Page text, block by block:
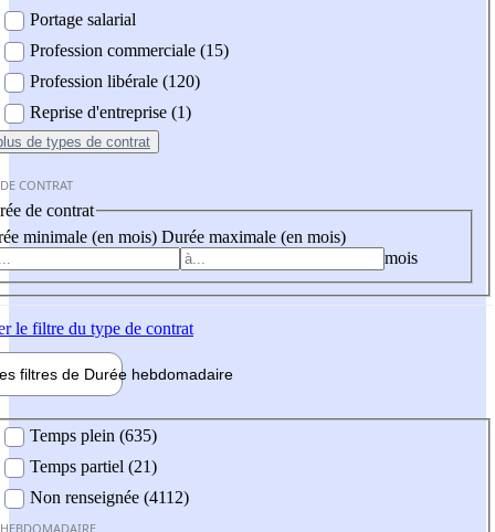
Portage salarial
Profession commerciale (15)
Profession libérale (120)
Reprise d'entreprise (1)
de types de contrat
CONTRAT
de contrat
minimale (en mois) Durée maximale (en mois)
mois
le filtre du type de contrat
filtres de Durée hebdomadaire
Temps plein (635)
Temps partiel (21)
Non renseignée (4112)